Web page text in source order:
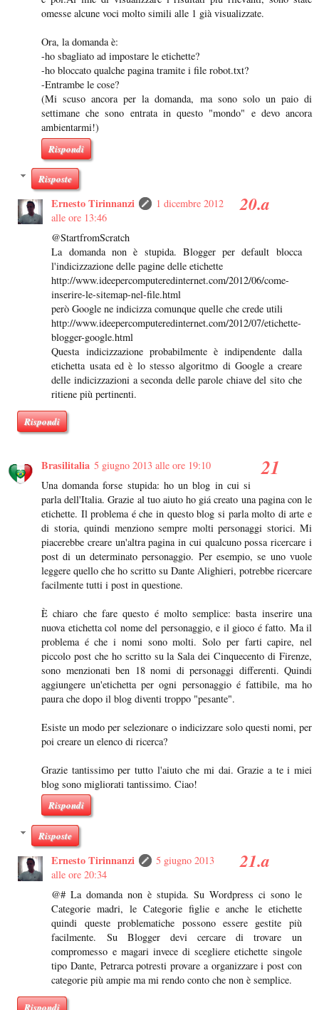
omesse alcune voci molto simili alle 1 già visualizzate.
Ora, la domanda è:
-ho sbagliato ad impostare le etichette?
-ho bloccato qualche pagina tramite i file robot.txt?
-Entrambe le cose?
(Mi scuso ancora per la domanda, ma sono solo un paio di
settimane che sono entrata in questo "mondo" e devo ancora
ambientarmi!)
Rispondi
Risposte
Ernesto Tirinnanzi
1 dicembre 2012
alle ore 13:46
@StartfromScratch
La domanda non è stupida. Blogger per default blocca
l'indicizzazione delle pagine delle etichette
http://www.ideepercomputeredinternet.com/2012/06/come-
inserire-le-sitemap-nel-file.html
però Google ne indicizza comunque quelle che crede utili
http://www.ideepercomputeredinternet.com/2012/07/etichette-
blogger-google.html
Questa indicizzazione probabilmente è indipendente dalla
etichetta usata ed è lo stesso algoritmo di Google a creare
delle indicizzazioni a seconda delle parole chiave del sito che
ritiene più pertinenti.
Rispondi
Brasilitalia 5 giugno 2013 alle ore 19:10
Una domanda forse stupida: ho un blog in cui si
parla dell'Italia. Grazie al tuo aiuto ho giá creato una pagina con le
etichette. Il problema é che in questo blog si parla molto di arte e
di storia, quindi menziono sempre molti personaggi storici. Mi
piacerebbe creare un'altra pagina in cui qualcuno possa ricercare i
post di un determinato personaggio. Per esempio, se uno vuole
leggere quello che ho scritto su Dante Alighieri, potrebbe ricercare
facilmente tutti i post in questione.
È chiaro che fare questo é molto semplice: basta inserire una
nuova etichetta col nome del personaggio, e il gioco é fatto. Ma il
problema é che i nomi sono molti. Solo per farti capire, nel
piccolo post che ho scritto su la Sala dei Cinquecento di Firenze,
sono menzionati ben 18 nomi di personaggi differenti. Quindi
aggiungere un'etichetta per ogni personaggio é fattibile, ma ho
paura che dopo il blog diventi troppo "pesante".
Esiste un modo per selezionare o indicizzare solo questi nomi, per
poi creare un elenco di ricerca?
Grazie tantissimo per tutto l'aiuto che mi dai. Grazie a te i miei
blog sono migliorati tantissimo. Ciao!
Rispondi
Risposte
Ernesto Tirinnanzi
5 giugno 2013
alle ore 20:34
@# La domanda non è stupida. Su Wordpress ci sono le
Categorie madri, le Categorie figlie e anche le etichette
quindi queste problematiche possono essere gestite più
facilmente. Su Blogger devi cercare di trovare un
compromesso e magari invece di scegliere etichette singole
tipo Dante, Petrarca potresti provare a organizzare i post con
categorie più ampie ma mi rendo conto che non è semplice.
Rispondi